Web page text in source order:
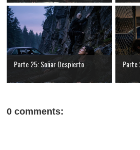
Parte 25: Soñar Despierto Parte
0 comments: